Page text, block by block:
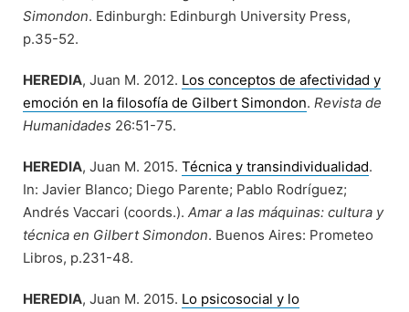
Simondon. Edinburgh: Edinburgh University Press,
p.35-52.
HEREDIA, Juan M. 2012. Los conceptos de afectividad y
emoción en la filosofía de Gilbert Simondon. Revista de
Humanidades 26:51-75.
HEREDIA, Juan M. 2015. Técnica y transindividualidad.
In: Javier Blanco; Diego Parente; Pablo Rodríguez;
Andrés Vaccari (coords.). Amar a las máquinas: cultura y
técnica en Gilbert Simondon. Buenos Aires: Prometeo
Libros, p.231-48.
HEREDIA, Juan M. 2015. Lo psicosocial y lo